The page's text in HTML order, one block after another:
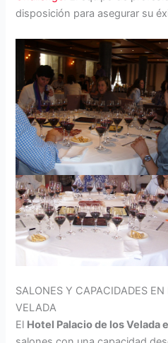
disposición para asegurar su
SALONES Y CAPACIDADES
VELADA
El Hotel Palacio de los Velada